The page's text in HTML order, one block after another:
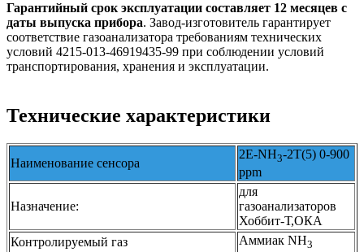
Гарантийный срок эксплуатации составляет 12 месяцев с
даты выпуска прибора. Завод-изготовитель гарантирует
соответствие газоанализатора требованиям технических
условий 4215-013-46919435-99 при соблюдении условий
транспортирования, хранения и эксплуатации.
Технические характеристики
Наименование сенсора
2Е-NH3-2T(5) 0-900
ppm
Назначение:
для
газоанализаторов
Хоббит-Т,ОКА
Контролируемый газ
Аммиак NH3